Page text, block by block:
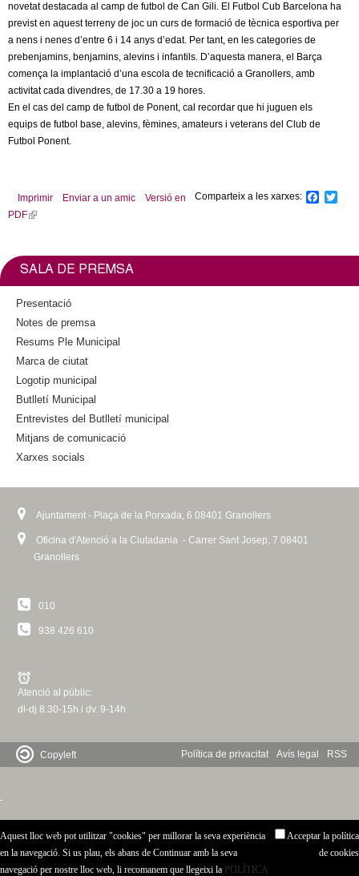
novetat destacada al camp de futbol de Can Gili. El Futbol Cub Barcelona ha
previst en aquest terreny de joc un curs de formació de tècnica esportiva per
a nens i nenes d’entre 6 i 14 anys d’edat. Per tant, en les categories de
prebenjamins, benjamins, alevins i infantils. D’aquesta manera, el Barça
comença la implantació d’una escola de tecnificació a Granollers, amb
activitat cada divendres, de 17.30 a 19 hores.
En el cas del camp de futbol de Ponent, cal recordar que hi juguen els
equips de futbol base, alevins, fèmines, amateurs i veterans del Club de
Futbol Ponent.
Comparteix a les xarxes:
k
Imprimir Enviar a un amic
Versió en
PDF(
n
i
t
e
r
n
a
SALA DE PREMSA
Presentació
Notes de premsa
Resums Ple Municipal
Marca de ciutat
Logotip municipal
Butlletí Municipal
Entrevistes del Butlletí municipal
Mitjans de comunicació
Xarxes socials
Ajuntament - Plaça de la Porxada, 6 08401 Granollers
Oficina d'Atenció a la Ciutadania - Carrer Sant Josep, 7 08401
Granollers
010
938 426 610
Atenció al públic:
dl-dj 8.30-15h i dv. 9-14h
Política de privacitat Avís legal RSS
Copyleft
-
Aquest lloc web pot utilitzar "cookies" per millorar la seva experiència
en la navegació. Si us plau, els abans de Continuar amb la seva
navegació per nostre lloc web, li recomanem que llegeixi la POLÍTICA
Acceptar la política
de cookies